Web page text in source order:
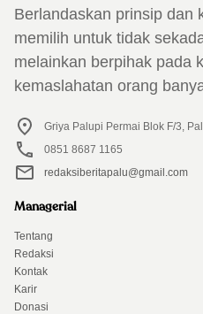
Berlandaskan prinsip dan
memilih untuk tidak
melainkan berpihak pada
kemaslahatan orang
Griya Palupi Permai Blok F/3,
0851 8687 1165
redaksiberitapalu@gmail.com
Managerial
Tentang
Redaksi
Kontak
Karir
Donasi